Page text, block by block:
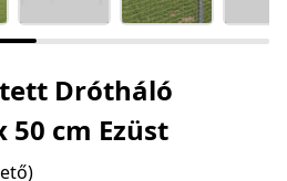
Drótháló
50 cm Ezüst